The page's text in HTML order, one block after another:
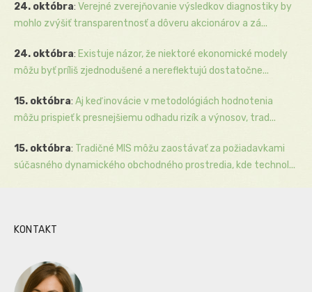
24. októbra: Verejné zverejňovanie výsledkov diagnostiky by
mohlo zvýšiť transparentnosť a dôveru akcionárov a zá...
24. októbra: Existuje názor, že niektoré ekonomické modely
môžu byť príliš zjednodušené a nereflektujú dostatočne...
15. októbra: Aj keď inovácie v metodológiách hodnotenia
môžu prispieť k presnejšiemu odhadu rizík a výnosov, trad...
15. októbra: Tradičné MIS môžu zaostávať za požiadavkami
súčasného dynamického obchodného prostredia, kde technol...
KONTAKT